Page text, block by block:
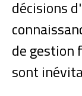
décisions
de gestion
sont